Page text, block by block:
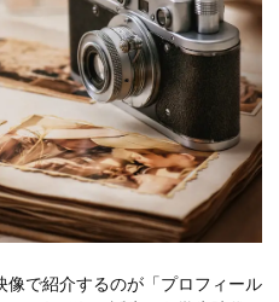
像で紹介するのが「プロフィール